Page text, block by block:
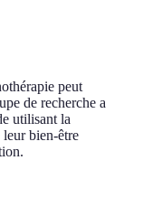
peut
de recherche a
utilisant la
bien-être